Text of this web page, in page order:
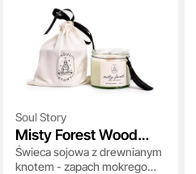
Soul Story
Misty Forest Wood
Candle
Świeca sojowa z drewnianym
knotem - zapach mokrego